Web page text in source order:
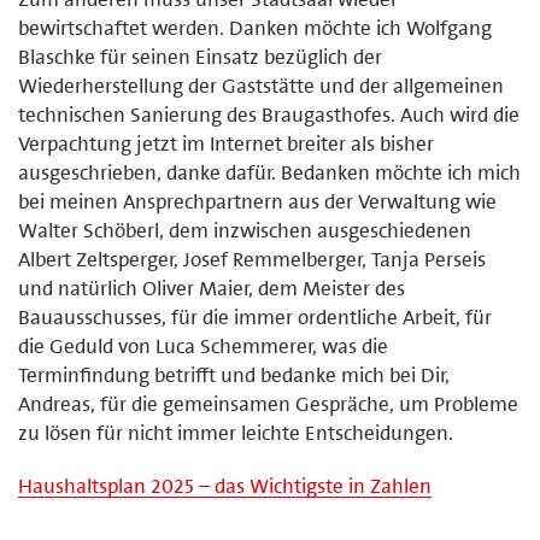
bewirtschaftet werden. Danken möchte ich Wolfgang
Blaschke für seinen Einsatz bezüglich der
Wiederherstellung der Gaststätte und der allgemeinen
technischen Sanierung des Braugasthofes. Auch wird die
Verpachtung jetzt im Internet breiter als bisher
ausgeschrieben, danke dafür. Bedanken möchte ich mich
bei meinen Ansprechpartnern aus der Verwaltung wie
Walter Schöberl, dem inzwischen ausgeschiedenen
Albert Zeltsperger, Josef Remmelberger, Tanja Perseis
und natürlich Oliver Maier, dem Meister des
Bauausschusses, für die immer ordentliche Arbeit, für
die Geduld von Luca Schemmerer, was die
Terminfindung betrifft und bedanke mich bei Dir,
Andreas, für die gemeinsamen Gespräche, um Probleme
zu lösen für nicht immer leichte Entscheidungen.
Haushaltsplan 2025 – das Wichtigste in Zahlen